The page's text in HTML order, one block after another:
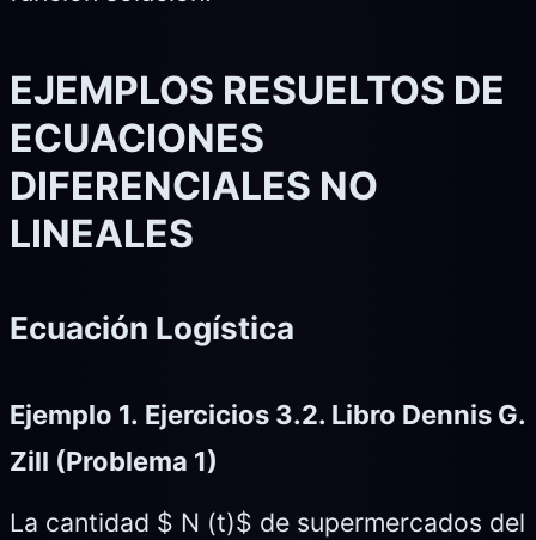
EJEMPLOS RESUELTOS DE
ECUACIONES
DIFERENCIALES NO
LINEALES
Ecuación Logística
Ejemplo 1. Ejercicios 3.2. Libro Dennis G.
Zill (Problema 1)
La cantidad $ N (t)$ de supermercados del